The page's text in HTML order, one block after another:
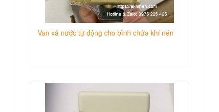
Van xả nước tự động cho bình chứa khí nén